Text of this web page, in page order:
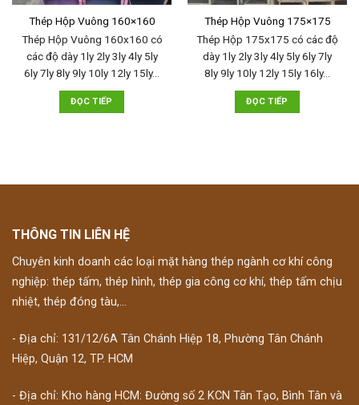
Thép Hộp Vuông 160×160
Thép Hộp Vuông 160x160 có
các độ dày 1ly 2ly 3ly 4ly 5ly
6ly 7ly 8ly 9ly 10ly 12ly 15ly…
ĐỌC TIẾP
Thép Hộp Vuông 175×175
Thép Hộp 175x175 có các độ
dày 1ly 2ly 3ly 4ly 5ly 6ly 7ly
8ly 9ly 10ly 12ly 15ly 16ly…
ĐỌC TIẾP
THÔNG TIN LIÊN HỆ
Chuyên kinh doanh các loại mặt hàng thép ngành cơ khí công
nghiệp: thép tấm, thép hình, thép gia công cơ khí, thép tấm chịu
nhiệt, thép đóng tàu,...
- Địa chỉ: 131/12/6A Tân Chánh Hiệp 18, Phường Tân Chánh
Hiệp, Quận 12, TP. HCM
- Địa chỉ: Kho hàng HCM: Đường số 2 KCN Tân Tạo, Bình Tân và